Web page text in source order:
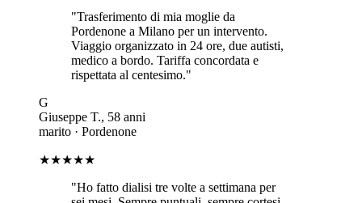
"Trasferimento di mia moglie da
Pordenone a Milano per un intervento.
Viaggio organizzato in 24 ore, due autisti,
medico a bordo. Tariffa concordata e
rispettata al centesimo."
G
Giuseppe T., 58 anni
marito · Pordenone
★★★★★
"Ho fatto dialisi tre volte a settimana per